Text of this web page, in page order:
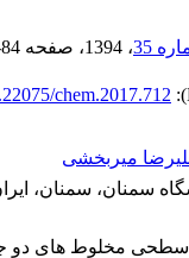
، 1394 ، صفحه
chem.2017.712
میربخشی
سمنان، سمنان،
سطحی مخلوط های دو